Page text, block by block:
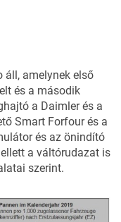
áll, amelynek első
és a második
a Daimler és a
Smart Forfour és a
és az önindító
a váltórudazat is
szerint.